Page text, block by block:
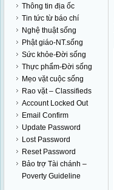
Thông tin địa ốc
Tin tức từ báo chí
Nghệ thuật sống
Phật giáo-NT.sống
Sức khỏe-Đời sống
Thực phẩm-Đời sống
Mẹo vặt cuộc sống
Rao vặt – Classifieds
Account Locked Out
Email Confirm
Update Password
Lost Password
Reset Password
Bảo trợ Tài chánh –
Poverty Guideline